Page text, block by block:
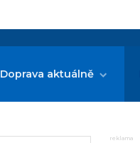
Doprava aktuálně
reklama